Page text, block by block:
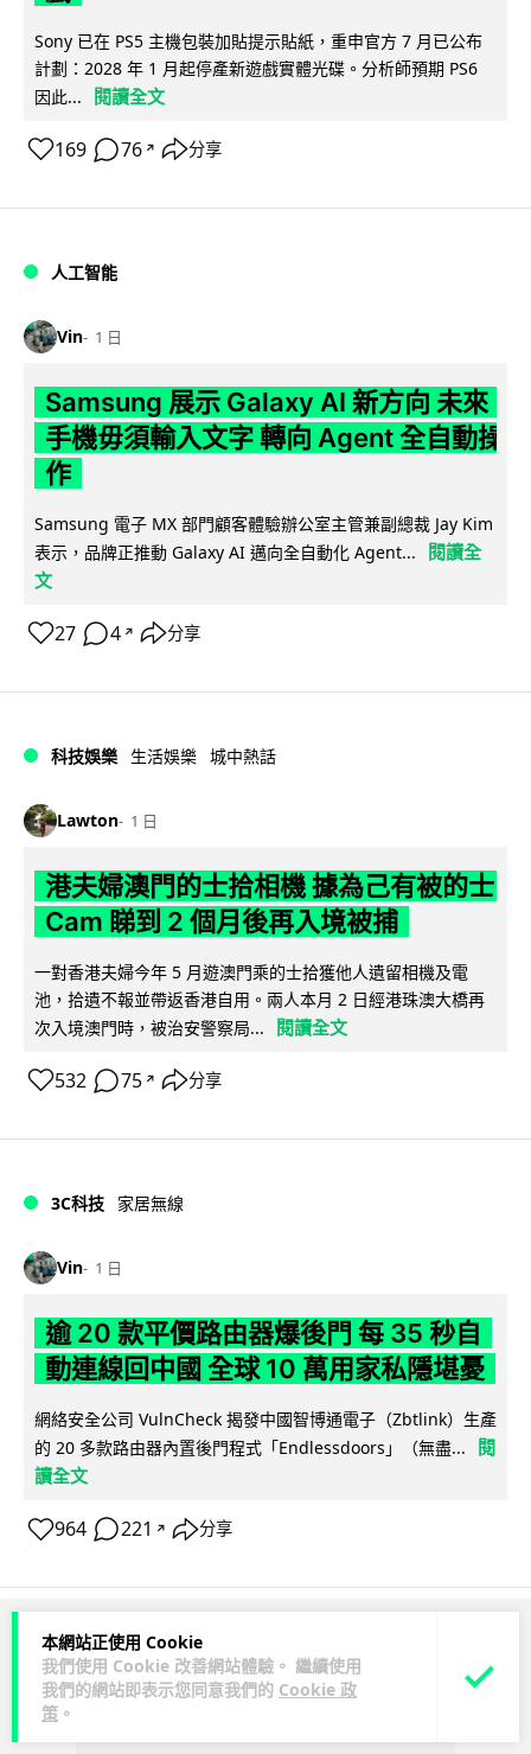
本網站正使用 Cookie
我們使用 Cookie 改善網站體驗。 繼續使用
我們的網站即表示您同意我們的 Cookie 政
策 。
Sony 已在 PS5 主機包裝加貼提示貼紙，重申官方 7 月已公布
計劃：2028 年 1 月起停產新遊戲實體光碟。分析師預期 PS6
因此...
閱讀全文
169 76 ↗ 分享
人工智能
Vin 1 日
Samsung 展示 Galaxy AI 新方向 未來
手機毋須輸入文字 轉向 Agent 全自動操
作
Samsung 電子 MX 部門顧客體驗辦公室主管兼副總裁 Jay Kim
表示，品牌正推動 Galaxy AI 邁向全自動化 Agent...
閱讀全
文
27 4 ↗ 分享
科技娛樂 生活娛樂 城中熱話
Lawton 1 日
港夫婦澳門的士拾相機 據為己有被的士
Cam 睇到 2 個月後再入境被捕
一對香港夫婦今年 5 月遊澳門乘的士拾獲他人遺留相機及電
池，拾遺不報並帶返香港自用。兩人本月 2 日經港珠澳大橋再
次入境澳門時，被治安警察局...
閱讀全文
532 75 ↗ 分享
3C科技 家居無線
Vin 1 日
逾 20 款平價路由器爆後門 每 35 秒自
動連線回中國 全球 10 萬用家私隱堪憂
網絡安全公司 VulnCheck 揭發中國智博通電子（Zbtlink）生產
的 20 多款路由器內置後門程式「Endlessdoors」（無盡...
閱
讀全文
964 221 ↗ 分享
ADVERTISEMENT